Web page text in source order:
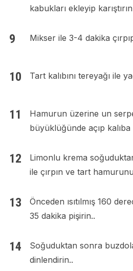
kabukları ekleyip
Mikser ile 3-4 dakika
Tart kalıbını tereyağı ile
Hamurun üzerine un
büyüklüğünde açıp
Limonlu krema
ile çırpın ve tart
Önceden ısıtılmış 160
35 dakika pişirin..
Soğuduktan sonra
dinlendirin..